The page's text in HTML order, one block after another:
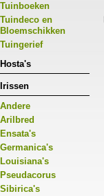
Tuinboeken
Tuindeco en
Bloemschikken
Tuingerief
Hosta's
Irissen
Andere
Arilbred
Ensata's
Germanica's
Louisiana's
Pseudacorus
Sibirica's